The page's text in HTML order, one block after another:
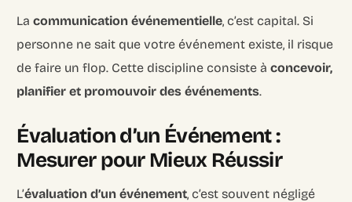
Lacommunication événementielle, c’est capital. Si
personne ne sait que votre événement existe, il risque
de faire un flop. Cette discipline consiste àconcevoir,
planifier et promouvoir des événements.
Évaluation d’un Événement :
Mesurer pour Mieux Réussir
L’évaluation d’un événement, c’est souvent négligé